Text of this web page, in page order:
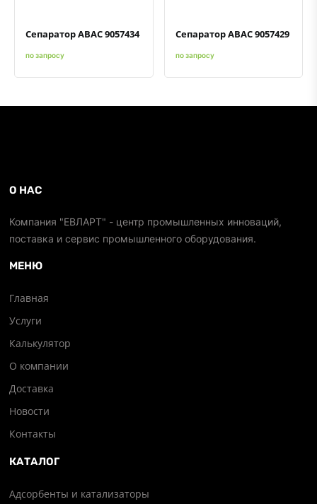
Сепаратор ABAC 9057434
по запросу
Сепаратор ABAC 9057429
по запросу
О НАС
Компания "ЕВЛАРТ" - центр промышленных инноваций,
поставка и сервис промышленного оборудования.
МЕНЮ
Главная
Услуги
Калькулятор
О компании
Доставка
Новости
Контакты
КАТАЛОГ
Адсорбенты и катализаторы